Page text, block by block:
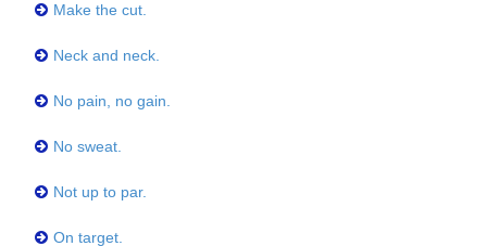
Make the cut.
Neck and neck.
No pain, no gain.
No sweat.
Not up to par.
On target.